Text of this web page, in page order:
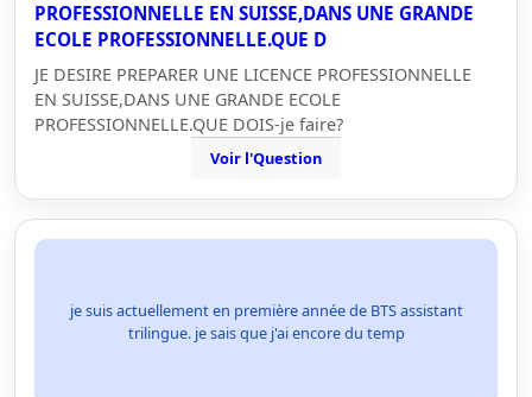
PROFESSIONNELLE EN SUISSE,DANS UNE GRANDE
ECOLE PROFESSIONNELLE.QUE D
JE DESIRE PREPARER UNE LICENCE PROFESSIONNELLE
EN SUISSE,DANS UNE GRANDE ECOLE
PROFESSIONNELLE.QUE DOIS-je faire?
Voir l'Question
je suis actuellement en première année de BTS assistant
trilingue. je sais que j'ai encore du temp